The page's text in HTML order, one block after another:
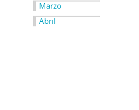
Marzo
Abril